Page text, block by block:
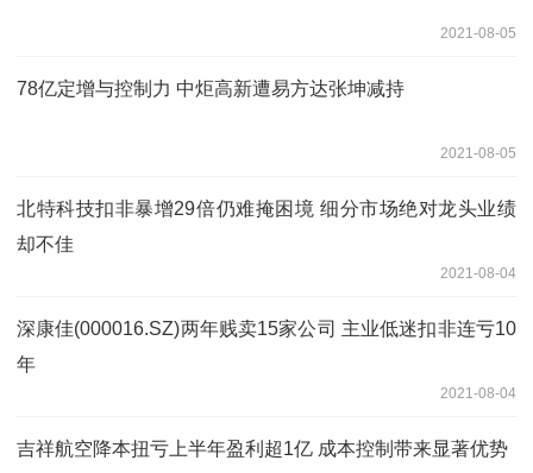
2021-08-05
78亿定增与控制力 中炬高新遭易方达张坤减持
2021-08-05
北特科技扣非暴增29倍仍难掩困境 细分市场绝对龙头业绩
却不佳
2021-08-04
深康佳(000016.SZ)两年贱卖15家公司 主业低迷扣非连亏10
年
2021-08-04
吉祥航空降本扭亏上半年盈利超1亿 成本控制带来显著优势